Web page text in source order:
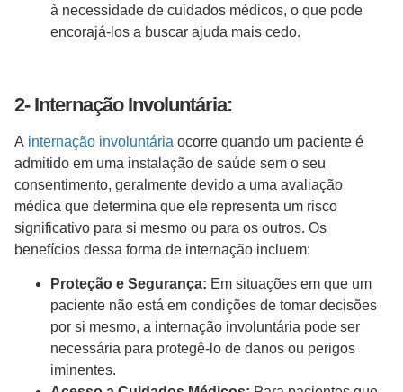
à necessidade de cuidados médicos, o que pode
encorajá-los a buscar ajuda mais cedo.
2- Internação Involuntária:
A internação involuntária ocorre quando um paciente é
admitido em uma instalação de saúde sem o seu
consentimento, geralmente devido a uma avaliação
médica que determina que ele representa um risco
significativo para si mesmo ou para os outros. Os
benefícios dessa forma de internação incluem:
Proteção e Segurança: Em situações em que um
paciente não está em condições de tomar decisões
por si mesmo, a internação involuntária pode ser
necessária para protegê-lo de danos ou perigos
iminentes.